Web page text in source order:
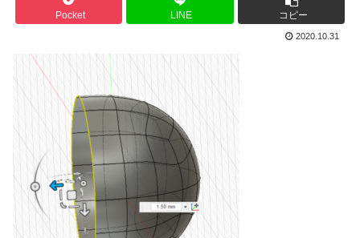
Pocket LINE コピー
2020.10.31